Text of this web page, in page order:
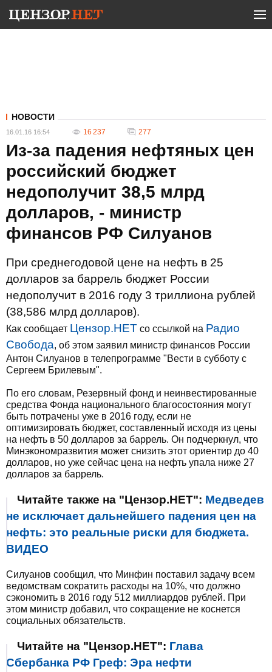
НОВОСТИ
16.01.16 16:54 16 237 277
Из-за падения нефтяных цен
российский бюджет
недополучит 38,5 млрд
долларов, - министр
финансов РФ Силуанов
При среднегодовой цене на нефть в 25
долларов за баррель бюджет России
недополучит в 2016 году 3 триллиона рублей
(38,586 млрд долларов).
Как сообщает Цензор.НЕТ со ссылкой на Радио
Свобода, об этом заявил министр финансов России
Антон Силуанов в телепрограмме "Вести в субботу с
Сергеем Брилевым".
По его словам, Резервный фонд и неинвестированные
средства Фонда национального благосостояния могут
быть потрачены уже в 2016 году, если не
оптимизировать бюджет, составленный исходя из цены
на нефть в 50 долларов за баррель. Он подчеркнул, что
Минэкономразвития может снизить этот ориентир до 40
долларов, но уже сейчас цена на нефть упала ниже 27
долларов за баррель.
Читайте также на "Цензор.НЕТ": Медведев
не исключает дальнейшего падения цен на
нефть: это реальные риски для бюджета.
ВИДЕО
Силуанов сообщил, что Минфин поставил задачу всем
ведомствам сократить расходы на 10%, что должно
сэкономить в 2016 году 512 миллиардов рублей. При
этом министр добавил, что сокращение не коснется
социальных обязательств.
Читайте на "Цензор.НЕТ": Глава
Сбербанка РФ Греф: Эра нефти